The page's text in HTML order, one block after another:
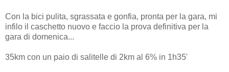
Con la bici pulita, sgrassata e gonfia, pronta per la gara, mi
infilo il caschetto nuovo e faccio la prova definitiva per la
gara di domenica...
35km con un paio di salitelle di 2km al 6% in 1h35'